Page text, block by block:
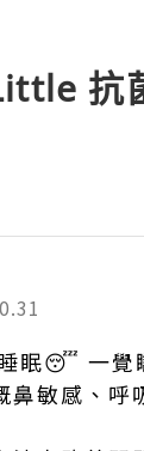
抗
眠😴 一覺
敏感、呼